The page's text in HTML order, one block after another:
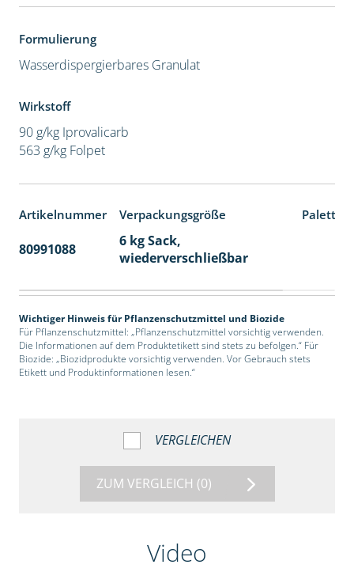
Formulierung
Wasserdispergierbares Granulat
Wirkstoff
90 g/kg Iprovalicarb
563 g/kg Folpet
Artikelnummer Verpackungsgröße
80991088
6 kg Sack,
wiederverschließbar
Wichtiger Hinweis für Pflanzenschutzmittel und Biozide
Für Pflanzenschutzmittel: „Pflanzenschutzmittel vorsichtig verwenden.
Die Informationen auf dem Produktetikett sind stets zu befolgen.“ Für
Biozide: „Biozidprodukte vorsichtig verwenden. Vor Gebrauch stets
Etikett und Produktinformationen lesen.“
VERGLEICHEN
ZUM VERGLEICH (0)
Video